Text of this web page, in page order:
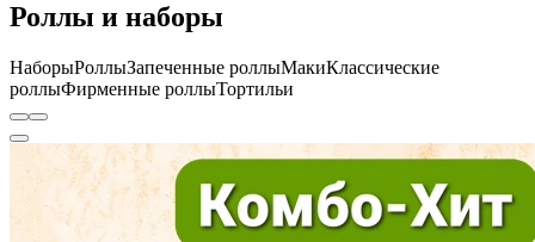
Роллы и наборы
НаборыРоллыЗапеченные роллыМакиКлассические
роллыФирменные роллыТортильи